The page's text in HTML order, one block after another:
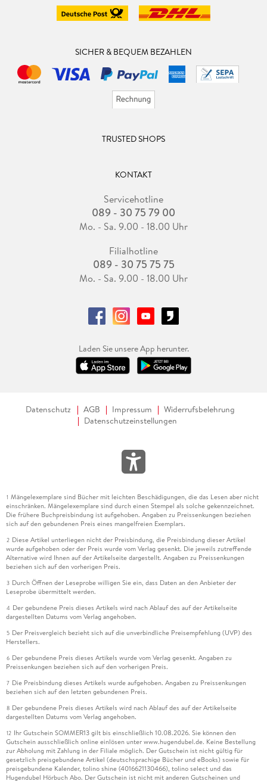
SICHER & BEQUEM BEZAHLEN
TRUSTED SHOPS
KONTAKT
Servicehotline
089 - 30 75 79 00
Mo. - Sa. 9.00 - 18.00 Uhr
Filialhotline
089 - 30 75 75 75
Mo. - Sa. 9.00 - 18.00 Uhr
Laden Sie unsere App herunter.
Datenschutz AGB Impressum
Widerrufsbelehrung
Datenschutzeinstellungen
1 Mängelexemplare sind Bücher mit leichten Beschädigungen, die das Lesen aber nicht
einschränken. Mängelexemplare sind durch einen Stempel als solche gekennzeichnet.
Die frühere Buchpreisbindung ist aufgehoben. Angaben zu Preissenkungen beziehen
sich auf den gebundenen Preis eines mangelfreien Exemplars.
2 Diese Artikel unterliegen nicht der Preisbindung, die Preisbindung dieser Artikel
wurde aufgehoben oder der Preis wurde vom Verlag gesenkt. Die jeweils zutreffende
Alternative wird Ihnen auf der Artikelseite dargestellt. Angaben zu Preissenkungen
beziehen sich auf den vorherigen Preis.
3 Durch Öffnen der Leseprobe willigen Sie ein, dass Daten an den Anbieter der
Leseprobe übermittelt werden.
4 Der gebundene Preis dieses Artikels wird nach Ablauf des auf der Artikelseite
dargestellten Datums vom Verlag angehoben.
5 Der Preisvergleich bezieht sich auf die unverbindliche Preisempfehlung (UVP) des
Herstellers.
6 Der gebundene Preis dieses Artikels wurde vom Verlag gesenkt. Angaben zu
Preissenkungen beziehen sich auf den vorherigen Preis.
7 Die Preisbindung dieses Artikels wurde aufgehoben. Angaben zu Preissenkungen
beziehen sich auf den letzten gebundenen Preis.
8 Der gebundene Preis dieses Artikels wird nach Ablauf des auf der Artikelseite
dargestellten Datums vom Verlag angehoben.
12 Ihr Gutschein SOMMER13 gilt bis einschließlich 10.08.2026. Sie können den
Gutschein ausschließlich online einlösen unter www.hugendubel.de. Keine Bestellung
zur Abholung mit Zahlung in der Filiale möglich. Der Gutschein ist nicht gültig für
gesetzlich preisgebundene Artikel (deutschsprachige Bücher und eBooks) sowie für
preisgebundene Kalender, tolino shine (4016621130466), tolino select und das
Hugendubel Hörbuch Abo. Der Gutschein ist nicht mit anderen Gutscheinen und